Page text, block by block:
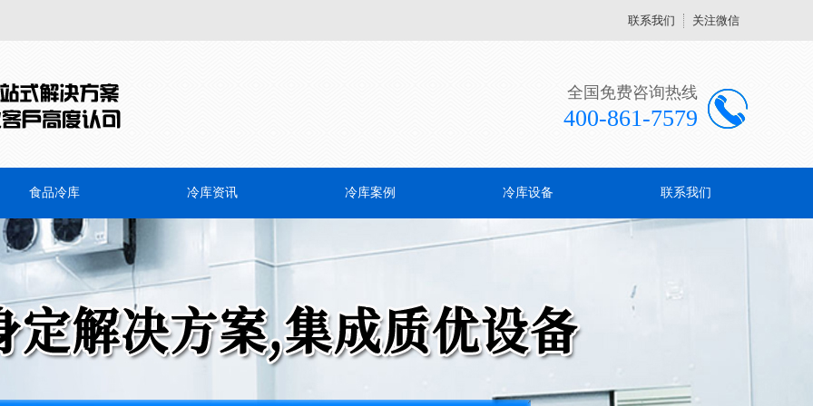
联系我们 关注微信
全国免费咨询热线
400-861-7579
食品冷库 冷库资讯 冷库案例 冷库设备 联系我们